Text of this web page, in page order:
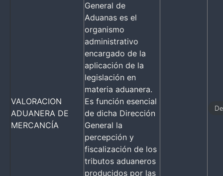
VALORACION
ADUANERA DE
MERCANCÍA
General de
Aduanas es el
organismo
administrativo
encargado de la
aplicación de la
legislación en
materia aduanera.
Es función esencial
de dicha Dirección
General la
percepción y
fiscalización de los
tributos aduaneros
producidos por las